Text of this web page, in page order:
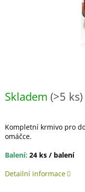
Skladem (>5 ks)
Kompletní krmivo pro
omáčce.
Balení: 24 ks / balení
Detailní informace